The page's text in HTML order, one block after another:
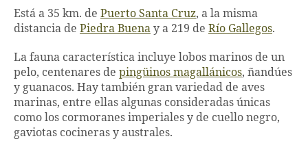
Está a 35 km. de Puerto Santa Cruz, a la misma
distancia de Piedra Buena y a 219 de Río Gallegos.
La fauna característica incluye lobos marinos de un
pelo, centenares de pingüinos magallánicos, ñandúes
y guanacos. Hay también gran variedad de aves
marinas, entre ellas algunas consideradas únicas
como los cormoranes imperiales y de cuello negro,
gaviotas cocineras y australes.